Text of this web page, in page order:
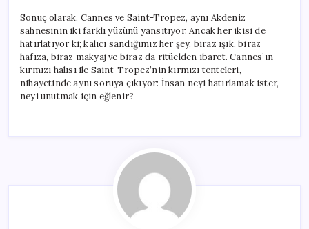
Sonuç olarak, Cannes ve Saint-Tropez, aynı Akdeniz
sahnesinin iki farklı yüzünü yansıtıyor. Ancak her ikisi de
hatırlatıyor ki; kalıcı sandığımız her şey, biraz ışık, biraz
hafıza, biraz makyaj ve biraz da ritüelden ibaret. Cannes’ın
kırmızı halısı ile Saint-Tropez’nin kırmızı tenteleri,
nihayetinde aynı soruya çıkıyor: İnsan neyi hatırlamak ister,
neyi unutmak için eğlenir?